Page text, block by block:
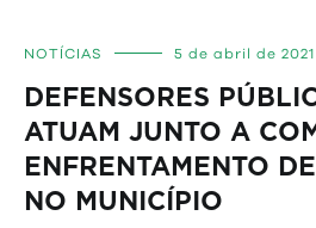
NOTÍCIAS 5 de abril de 2021
DEFENSORES
ATUAM JUNTO A
ENFRENTAMENTO
NO MUNICÍPIO